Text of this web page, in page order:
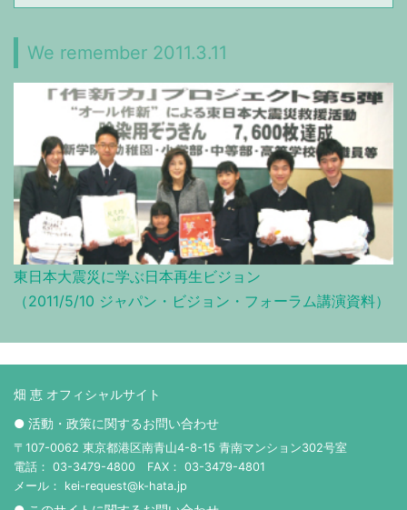
We remember 2011.3.11
東日本大震災に学ぶ日本再生ビジョン
（2011/5/10 ジャパン・ビジョン・フォーラム講演資料）
畑 恵 オフィシャルサイト
● 活動・政策に関するお問い合わせ
〒107-0062 東京都港区南青山4-8-15 青南マンション302号室
電話： 03-3479-4800 FAX： 03-3479-4801
メール： kei-request@k-hata.jp